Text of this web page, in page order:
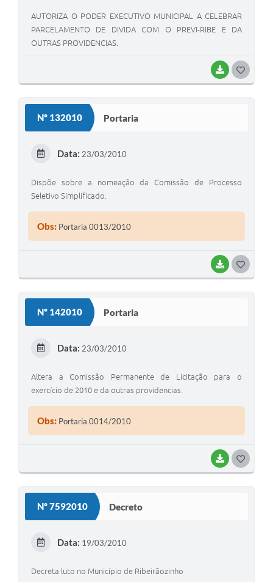
BAIXAR
AUTORIZA O PODER EXECUTIVO MUNICIPAL A CELEBRAR
PARCELAMENTO DE DIVIDA COM O PREVI-RIBE E DA
OUTRAS PROVIDENCIAS.
Nº 132010 Portaria
BAIXAR
Data: 23/03/2010
Dispõe sobre a nomeação da Comissão de Processo
Seletivo Simplificado.
Obs: Portaria 0013/2010
Nº 142010 Portaria
BAIXAR
Data: 23/03/2010
Altera a Comissão Permanente de Licitação para o
exercício de 2010 e da outras providencias.
Obs: Portaria 0014/2010
Nº 7592010 Decreto
Data: 19/03/2010
Decreta luto no Município de Ribeirãozinho